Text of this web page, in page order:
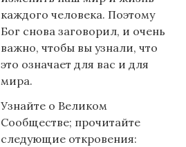
каждого человека. Поэтому
Бог снова заговорил, и очень
важно, чтобы вы узнали, что
это означает для вас и для
мира.
Узнайте о Великом
Сообществе; прочитайте
следующие откровения: